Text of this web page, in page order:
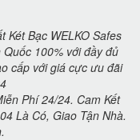
Két Bạc WELKO Safes
100% với đầy đủ
cấp với giá cực ưu đãi
Phí 24/24. Cam Kết
Là Có, Giao Tận Nhà.